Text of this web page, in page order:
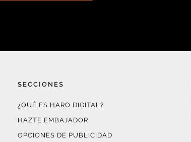
SECCIONES
¿QUÉ ES HARO DIGITAL?
HAZTE EMBAJADOR
OPCIONES DE PUBLICIDAD